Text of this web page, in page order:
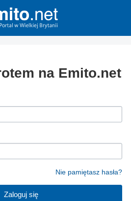
na Emito.net
Nie pamiętasz hasła?
Zaloguj się